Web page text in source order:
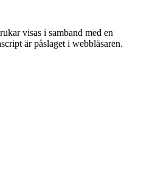
visas i samband med en
är påslaget i webbläsaren.